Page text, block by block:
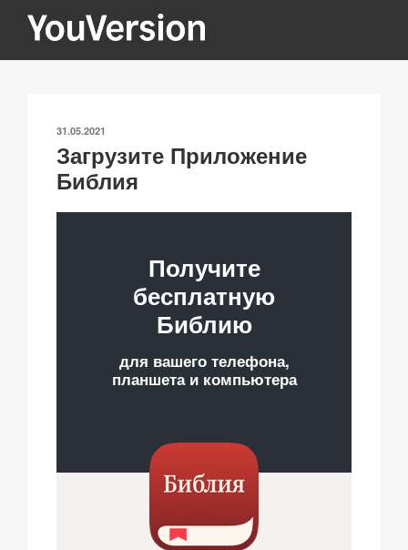
YOUVERSION
Seeking God every day.
ОПУБЛИКОВАНО
31.05.2021
Загрузите Приложение
Библия
Получите
бесплатную
Библию
для вашего телефона,
планшета и компьютера